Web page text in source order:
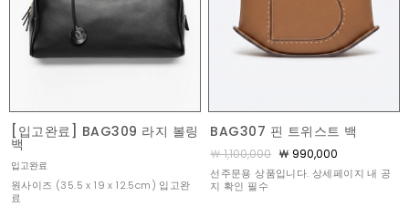
[입고완료] BAG309 라지 볼링
백
입고완료
원사이즈 (35.5 x 19 x 12.5cm) 입고완
료
BAG307 핀 트위스트 백
￦ 1,100,000 ￦ 990,000
선주문용 상품입니다. 상세페이지 내 공
지 확인 필수